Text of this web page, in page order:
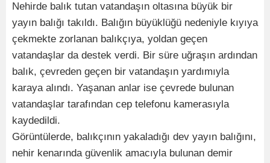
Nehirde balık tutan vatandaşın oltasına büyük bir
yayın balığı takıldı. Balığın büyüklüğü nedeniyle kıyıya
çekmekte zorlanan balıkçıya, yoldan geçen
vatandaşlar da destek verdi. Bir süre uğraşın ardından
balık, çevreden geçen bir vatandaşın yardımıyla
karaya alındı. Yaşanan anlar ise çevrede bulunan
vatandaşlar tarafından cep telefonu kamerasıyla
kaydedildi.
Görüntülerde, balıkçının yakaladığı dev yayın balığını,
nehir kenarında güvenlik amacıyla bulunan demir